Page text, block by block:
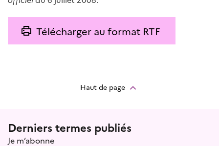
Télécharger au format RTF
Haut de page
Menu prefooter
Derniers termes publiés
Je m’abonne